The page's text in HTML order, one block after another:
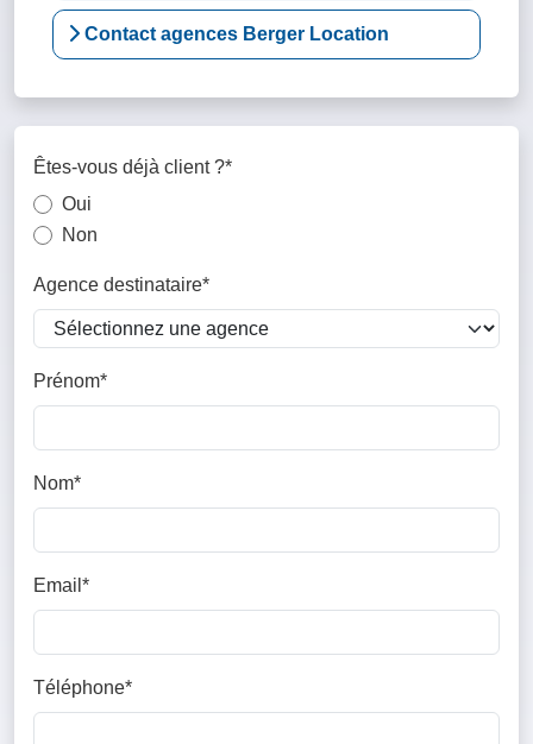
Contact agences Berger Location
Êtes-vous déjà client ?*
Oui
Non
Agence destinataire*
Prénom*
Nom*
Email*
Téléphone*